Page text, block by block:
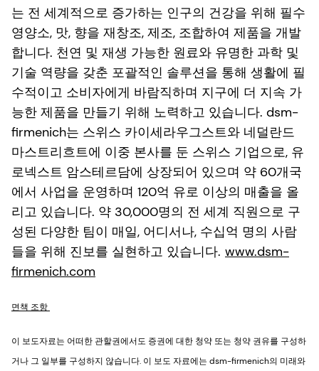
는 전 세계적으로 증가하는 인구의 건강을 위해 필수
영양소, 맛, 향을 재창조, 제조, 조합하여 제품을 개발
합니다. 천연 및 재생 가능한 원료와 유명한 과학 및
기술 역량을 갖춘 포괄적인 솔루션을 통해 생활에 필
수적이고 소비자에게 바람직하며 지구에 더 지속 가
능한 제품을 만들기 위해 노력하고 있습니다. dsm-
firmenich는 스위스 카이세라우그스트와 네덜란드
마스트리흐트에 이중 본사를 둔 스위스 기업으로, 유
로넥스트 암스테르담에 상장되어 있으며 약 60개국
에서 사업을 운영하며 120억 유로 이상의 매출을 올
리고 있습니다. 약 30,000명의 전 세계 직원으로 구
성된 다양한 팀이 매일, 어디서나, 수십억 명의 사람
들을 위해 진보를 실현하고 있습니다. www.dsm-
firmenich.com
면책 조항
이 보도자료는 어떠한 관할권에서도 증권에 대한 청약 또는 청약 권유를 구성하
거나 그 일부를 구성하지 않습니다. 이 보도 자료에는 dsm-firmenich의 미래와